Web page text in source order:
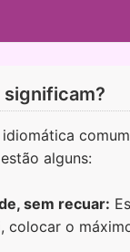
significam?
alguns:
sem recuar:
colocar o